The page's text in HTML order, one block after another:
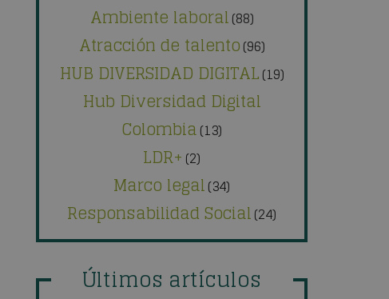
Ambiente laboral(88)
Atracción de talento(96)
HUB DIVERSIDAD DIGITAL(19)
Hub Diversidad Digital
Colombia(13)
LDR+ (2)
Marco legal(34)
Responsabilidad Social(24)
Últimos artículos